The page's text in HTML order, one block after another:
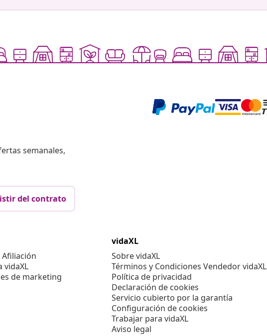
semanales,
del contrato
vidaXL
de marketing
vidaXL
Sobre vidaXL
Términos y Condiciones Vendedor vidaXL
Política de privacidad
Declaración de cookies
Servicio cubierto por la garantía
Configuración de cookies
Trabajar para vidaXL
Aviso legal